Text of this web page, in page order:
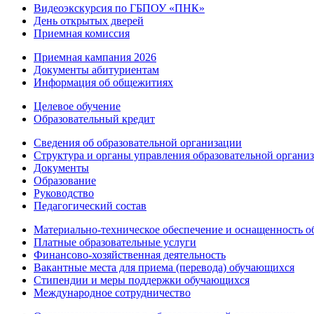
Видеоэкскурсия по ГБПОУ «ПНК»
День открытых дверей
Приемная комиссия
Приемная кампания 2026
Дoкументы абитуриентам
Информация об общежитиях
Целевое обучение
Образовательный кредит
Сведения об образовательной организации
Структура и органы управления образовательной
Документы
Образование
Руководство
Педагогический состав
Материально-техническое обеспечение и оснащенность
Платные образовательные услуги
Финансово-хозяйственная деятельность
Вакантные места для приема (перевода) обучающихся
Стипендии и меры поддержки обучающихся
Международное сотрудничество